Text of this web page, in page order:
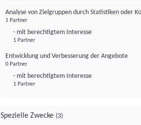
Analyse von Zielgruppen durch Statistiken oder
1 Partner
- mit berechtigtem Interesse
1 Partner
Entwicklung und Verbesserung der Angebote
0 Partner
- mit berechtigtem Interesse
1 Partner
Spezielle Zwecke (3)